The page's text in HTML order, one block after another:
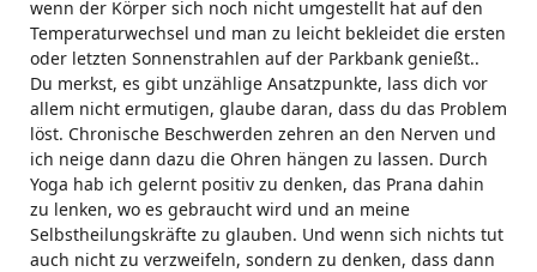
wenn der Körper sich noch nicht umgestellt hat auf den
Temperaturwechsel und man zu leicht bekleidet die ersten
oder letzten Sonnenstrahlen auf der Parkbank genießt..
Du merkst, es gibt unzählige Ansatzpunkte, lass dich vor
allem nicht ermutigen, glaube daran, dass du das Problem
löst. Chronische Beschwerden zehren an den Nerven und
ich neige dann dazu die Ohren hängen zu lassen. Durch
Yoga hab ich gelernt positiv zu denken, das Prana dahin
zu lenken, wo es gebraucht wird und an meine
Selbstheilungskräfte zu glauben. Und wenn sich nichts tut
auch nicht zu verzweifeln, sondern zu denken, dass dann